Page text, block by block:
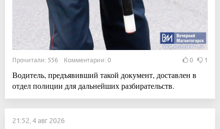
Прочитали: 556 Комментарии: 0 0 1
Водитель, предъявивший такой документ, доставлен в
отдел полиции для дальнейших разбирательств.
21:52, 4 авг 2026